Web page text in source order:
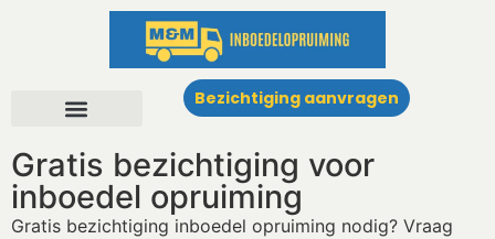
Bezichtiging aanvragen
Gratis bezichtiging voor
inboedel opruiming
Gratis bezichtiging inboedel opruiming nodig? Vraag